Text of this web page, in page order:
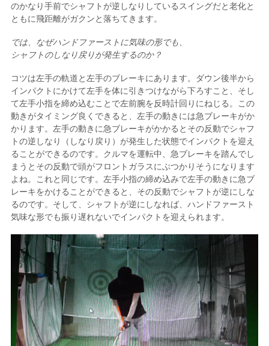
のかなり手前でシャフトが逆しなりしているスイングだと老化と
ともに飛距離がガクンと落ちてきます。
では、なぜハンドファーストに気味の形でも、
シャフトのしなり戻りが発生するのか？
コツは左手の軌道と左手のブレーキにあります。ダウン後半から
インパクトにかけて左手を体に引きつけながら下ろすこと、そし
て左手小指を締め込むことで左前腕を反時計回りにねじる。この
動きがタイミング良くできると、左手の動きには急ブレーキがか
かります。左手の動きに急ブレーキがかかるとその反動でシャフ
トの逆しなり（しなり戻り）が発生した状態でインパクトを迎え
ることができるのです。クルマを運転中、急ブレーキを踏んでし
まうとその反動で頭がフロントガラスにぶつかりそうになります
よね。これと同じです。左手小指の締め込みで左手の動きに急ブ
レーキをかけることができると、その反動でシャフトが逆にしな
るのです。そして、シャフトが逆にしなれば、ハンドファースト
気味な形でも振り遅れないでインパクトを迎えられます。